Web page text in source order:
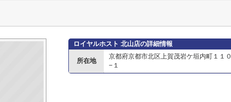
ロイヤルホスト 北山店の詳細情報
所在地
京都府京都市北区上賀茂岩ケ垣内町１１０
−１